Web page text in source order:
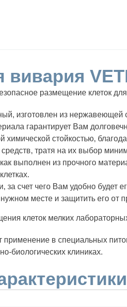
размещение клеток
изготовлен из нержавеющей
гарантирует Вам
химической стойкостью,
тратя на их выбор
выполнен из прочного
счет чего Вам удобно будет
месте и защитить его от
клеток мелких
в специальных
биологических клиниках.